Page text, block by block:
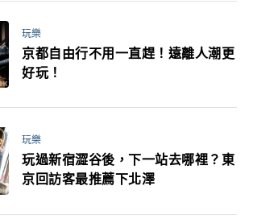
玩樂
京都自由行不用一直趕！遠離人潮更
好玩！
玩樂
玩過新宿澀谷後，下一站去哪裡？東
京回訪客最推薦下北澤